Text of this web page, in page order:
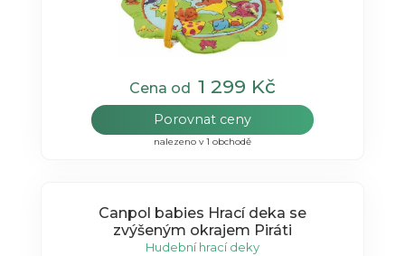
Cena od 1 299 Kč
Porovnat ceny
nalezeno v 1 obchodě
Canpol babies Hrací deka se
zvýšeným okrajem Piráti
Hudební hrací deky